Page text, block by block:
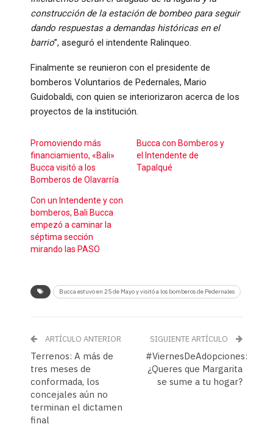
construcción de la estación de bombeo para seguir
dando respuestas a demandas históricas en el
barrio”, aseguró el intendente Ralinqueo.
Finalmente se reunieron con el presidente de
bomberos Voluntarios de Pedernales, Mario
Guidobaldi, con quien se interiorizaron acerca de los
proyectos de la institución.
Promoviendo más
financiamiento, «Bali»
Bucca visitó a los
Bomberos de Olavarría
Bucca con Bomberos y
el Intendente de
Tapalqué
Con un Intendente y con
bomberos, Bali Bucca
empezó a caminar la
séptima sección
mirando las PASO
Bucca estuvo en 25 de Mayo y visitó a los bomberos de Pedernales
ARTÍCULO ANTERIOR
Terrenos: A más de
tres meses de
conformada, los
concejales aún no
terminan el dictamen
final
SIGUIENTE ARTÍCULO
#ViernesDeAdopciones:
¿Queres que Margarita
se sume a tu hogar?